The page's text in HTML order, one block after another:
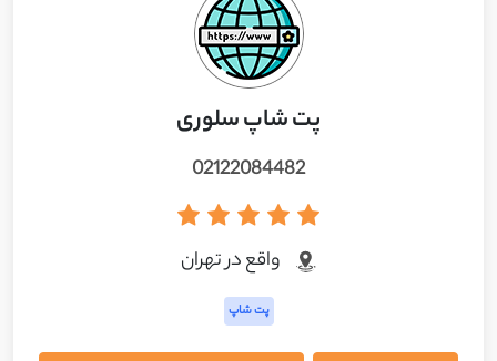
پت شاپ سلوری
02122084482
واقع در تهران
پت شاپ